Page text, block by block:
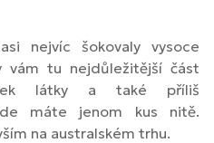
nejvíc šokovaly vysoce
vám tu nejdůležitější část
látky a také příliš
máte jenom kus nitě.
na australském trhu.